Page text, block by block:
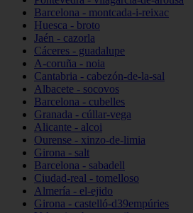
Barcelona - montcada-i-reixac
Huesca - broto
Jaén - cazorla
Cáceres - guadalupe
A-coruña - noia
Cantabria - cabezón-de-la-sal
Albacete - socovos
Barcelona - cubelles
Granada - cúllar-vega
Alicante - alcoi
Ourense - xinzo-de-limia
Girona - salt
Barcelona - sabadell
Ciudad-real - tomelloso
Almería - el-ejido
Girona - castelló-d39empúries